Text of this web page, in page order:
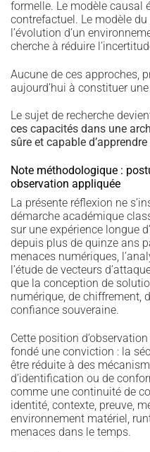
formelle. Le modèle causal
contrefactuel. Le modèle
l’évolution d’un
cherche à réduire
Aucune de ces approches,
aujourd’hui à constituer
Le sujet de recherche
ces capacités dans une
sûre et capable
Note méthodologique :
observation appliquée
La présente réflexion ne
démarche académique
sur une expérience longue
depuis plus de quinze ans
menaces numériques,
l’étude de vecteurs
que la conception de
numérique, de chiffrement,
confiance souveraine.
Cette position
fondé une conviction : la
être réduite à des
d’identification ou de
comme une continuité de
identité, contexte, preuve,
environnement matériel,
menaces dans le temps.